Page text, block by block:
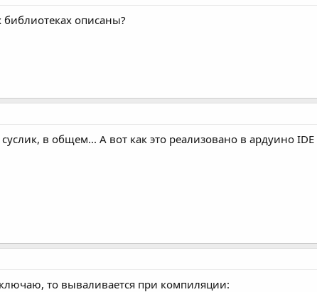
описаны?
в общем... А вот как это реализовано в ардуино
то вываливается при компиляции: